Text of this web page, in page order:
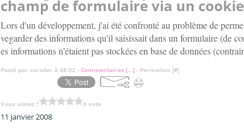
champ de formulaire via un cookie
Lors d'un développement, j'ai été confronté au problème de
vegarder des informations qu'il saisissait dans un formulaire (de
es informations n'étaient pas stockées en base de données
Posté par caroder à 08:02 - Commentaires […] - Permalien [#]
Vous aimez ? 0 vote
11 janvier 2008